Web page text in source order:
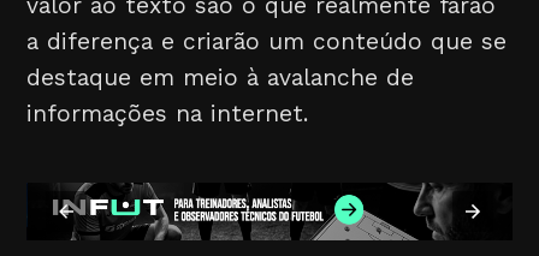
valor ao texto são o que realmente farão
a diferença e criarão um conteúdo que se
destaque em meio à avalanche de
informações na internet.